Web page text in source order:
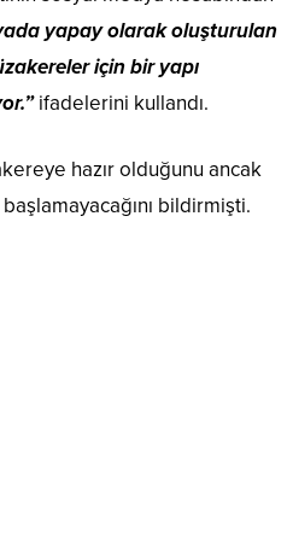
yapay olarak oluşturulan
için bir yapı
ifadelerini kullandı.
hazır olduğunu ancak
bildirmişti.